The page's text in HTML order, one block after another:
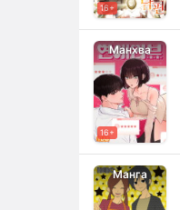
16+
Манхва
16+
Манга